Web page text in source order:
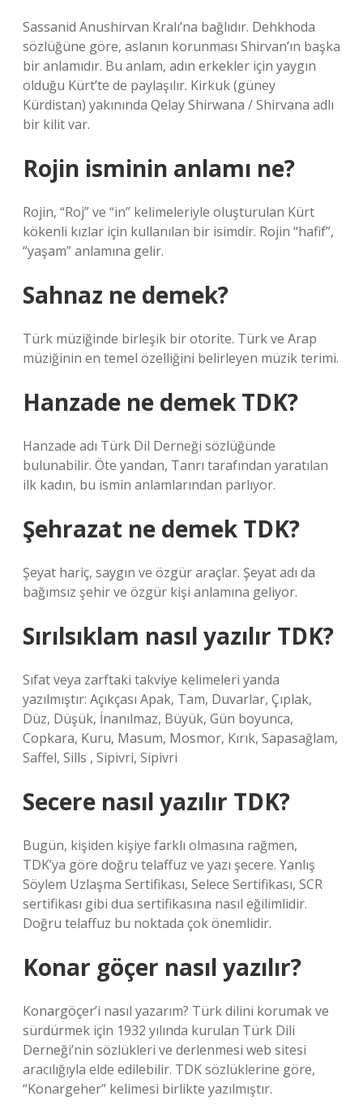
Sassanid Anushirvan Kralı’na bağlıdır. Dehkhoda
sözlüğüne göre, aslanın korunması Shirvan’ın başka
bir anlamıdır. Bu anlam, adın erkekler için yaygın
olduğu Kürt’te de paylaşılır. Kirkuk (güney
Kürdistan) yakınında Qelay Shirwana / Shirvana adlı
bir kilit var.
Rojin isminin anlamı ne?
Rojin, “Roj” ve “in” kelimeleriyle oluşturulan Kürt
kökenli kızlar için kullanılan bir isimdir. Rojin “hafif”,
“yaşam” anlamına gelir.
Sahnaz ne demek?
Türk müziğinde birleşik bir otorite. Türk ve Arap
müziğinin en temel özelliğini belirleyen müzik terimi.
Hanzade ne demek TDK?
Hanzade adı Türk Dil Derneği sözlüğünde
bulunabilir. Öte yandan, Tanrı tarafından yaratılan
ilk kadın, bu ismin anlamlarından parlıyor.
Şehrazat ne demek TDK?
Şeyat hariç, saygın ve özgür araçlar. Şeyat adı da
bağımsız şehir ve özgür kişi anlamına geliyor.
Sırılsıklam nasıl yazılır TDK?
Sıfat veya zarftaki takviye kelimeleri yanda
yazılmıştır: Açıkçası Apak, Tam, Duvarlar, Çıplak,
Düz, Düşük, İnanılmaz, Büyük, Gün boyunca,
Copkara, Kuru, Masum, Mosmor, Kırık, Sapasağlam,
Saffel, Sills , Sipivri, Sipivri
Secere nasıl yazılır TDK?
Bugün, kişiden kişiye farklı olmasına rağmen,
TDK’ya göre doğru telaffuz ve yazı şecere. Yanlış
Söylem Uzlaşma Sertifikası, Selece Sertifikası, SCR
sertifikası gibi dua sertifikasına nasıl eğilimlidir.
Doğru telaffuz bu noktada çok önemlidir.
Konar göçer nasıl yazılır?
Konargöçer’i nasıl yazarım? Türk dilini korumak ve
sürdürmek için 1932 yılında kurulan Türk Dili
Derneği’nin sözlükleri ve derlenmesi web sitesi
aracılığıyla elde edilebilir. TDK sözlüklerine göre,
“Konargeher” kelimesi birlikte yazılmıştır.